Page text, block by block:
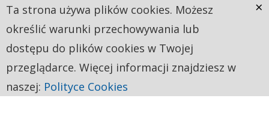
Ta strona używa plików cookies. Możesz
określić warunki przechowywania lub
dostępu do plików cookies w Twojej
przeglądarce. Więcej informacji znajdziesz w
naszej: Polityce Cookies
×